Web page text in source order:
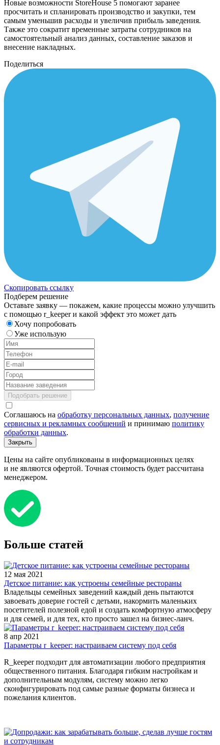
Новые возможности StoreHouse 5 помогают заранее
просчитать и спланировать производство и закупки, тем
самым уменьшив расходы и увеличив прибыль заведения.
Также это сократит временные затраты сотрудников на
самостоятельный анализ данных, составление заказов и
внесение накладных.
Поделиться
Скопировать ссылку
Подберем решение
Оставьте заявку — покажем, какие процессы можно улучшить
с помощью r_keeper и какой эффект это может дать
Хочу попробовать
Уже использую
Подобрать решение
Соглашаюсь на обработку персональных данных, получение
сервисных и рекламных сообщений и принимаю политику
обработки данных.
Закрыть
Цены на сайте опубликованы в информационных целях
и не являются офертой. Точная стоимость будет рассчитана
менеджером.
Больше статей
12 мая 2021
Детское питание: как устроены семейные рестораны
Владельцы семейных заведений каждый день пытаются
завоевать доверие гостей с детьми, накормить маленьких
посетителей полезной едой и создать комфортную атмосферу
и для семей, и для тех, кто просто зашел на бизнес-ланч.
8 апр 2021
Параметры r_keeper: настраиваем систему под себя
R_keeper подходит для автоматизации любого предприятия
общественного питания. Благодаря гибким настройкам и
дополнительным модулям, систему можно легко
сконфигурировать под самые разные форматы бизнеса и
пожелания клиентов.